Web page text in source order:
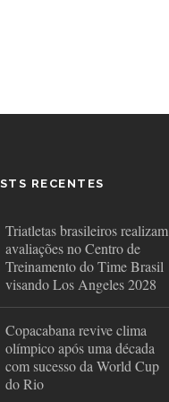
RECENTES
Triatletas brasileiros realizam
avaliações no Centro de
Treinamento do Time Brasil
visando Los Angeles 2028
Copacabana revive clima
olímpico após uma década
com sucesso da World Cup
do Rio